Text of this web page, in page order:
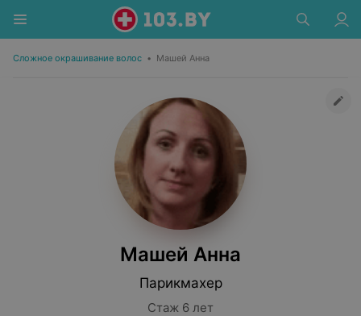
Сложное окрашивание волос • Машей Анна
Машей Анна
Парикмахер
Стаж 6 лет